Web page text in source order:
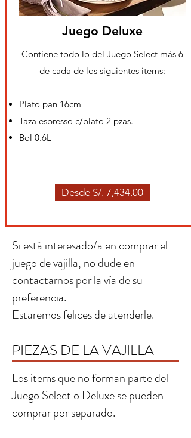
Juego Deluxe
Contiene todo lo del Juego Select más 6
de cada de los siguientes items:
Plato pan 16cm
Taza espresso c/plato 2 pzas.
Bol 0.6L
Desde S/. 7,434.00
Si está interesado/a en comprar el
juego de vajilla, no dude en
contactarnos por la vía de su
preferencia.
Estaremos felices de atenderle.
PIEZAS DE LA VAJILLA
Los items que no forman parte del
Juego Select o Deluxe se pueden
comprar por separado.